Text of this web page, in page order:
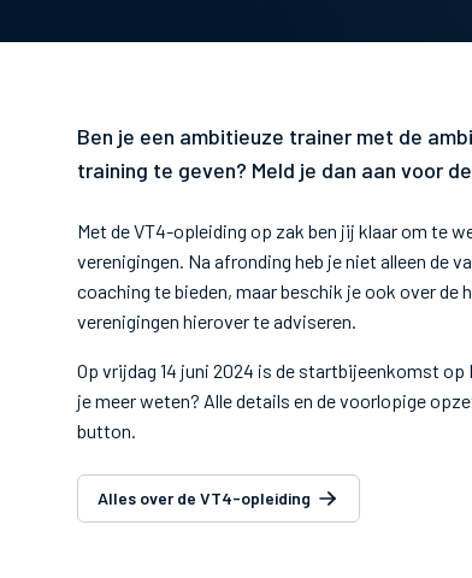
Ben je een ambitieuze trainer met de
training te geven? Meld je dan aan voor
Met de VT4-opleiding op zak ben jij klaar om te
verenigingen. Na afronding heb je niet alleen de
coaching te bieden, maar beschik je ook over
verenigingen hierover te adviseren.
Op vrijdag 14 juni 2024 is de startbijeenkomst op
je meer weten? Alle details en de voorlopige
button.
Alles over de VT4-opleiding